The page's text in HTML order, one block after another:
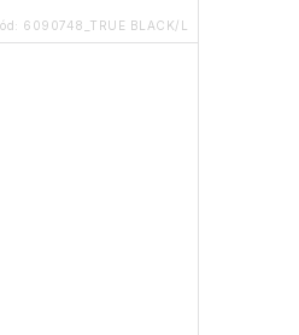
6090748_TRUE BLACK/L